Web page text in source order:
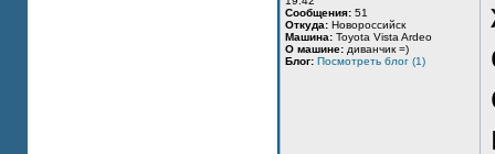
Сообщения: 51
Откуда: Новороссийск
Машина: Toyota Vista Ardeo
О машине: диванчик =)
Блог: Посмотреть блог (1)